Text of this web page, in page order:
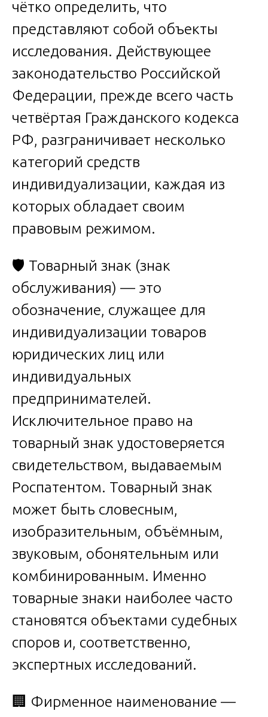
чётко определить, что
представляют собой объекты
исследования. Действующее
законодательство Российской
Федерации, прежде всего часть
четвёртая Гражданского кодекса
РФ, разграничивает несколько
категорий средств
индивидуализации, каждая из
которых обладает своим
правовым режимом.
🛡️ Товарный знак (знак
обслуживания) — это
обозначение, служащее для
индивидуализации товаров
юридических лиц или
индивидуальных
предпринимателей.
Исключительное право на
товарный знак удостоверяется
свидетельством, выдаваемым
Роспатентом. Товарный знак
может быть словесным,
изобразительным, объёмным,
звуковым, обонятельным или
комбинированным. Именно
товарные знаки наиболее часто
становятся объектами судебных
споров и, соответственно,
экспертных исследований.
🏢 Фирменное наименование —